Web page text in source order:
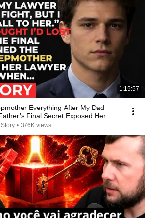
1:15:57
Everything After My Dad
Final Secret Exposed Her...
• 376K views